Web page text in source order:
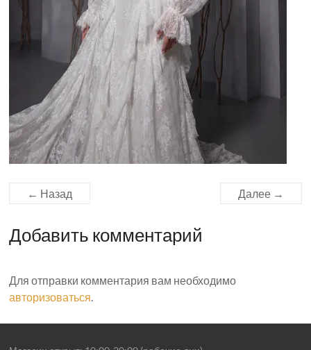
← Назад Далее →
Добавить комментарий
Для отправки комментария вам необходимо
авторизоваться.